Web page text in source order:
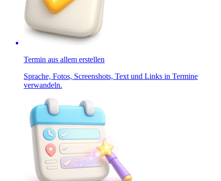
Termin aus allem erstellen
Sprache, Fotos, Screenshots, Text und Links in Termine
verwandeln.